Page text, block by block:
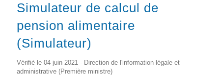
Simulateur de calcul de
pension alimentaire
(Simulateur)
Vérifié le 04 juin 2021 - Direction de l'information légale et
administrative (Première ministre)